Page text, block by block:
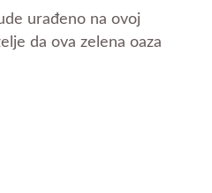
urađeno na ovoj
da ova zelena oaza